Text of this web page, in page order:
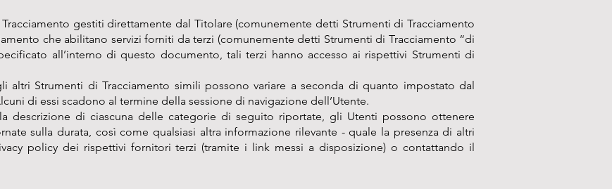
gestiti direttamente dal Titolare (comunemente detti Strumenti di Tracciamento
che abilitano servizi forniti da terzi (comunemente detti Strumenti di Tracciamento “di
all’interno di questo documento, tali terzi hanno accesso ai rispettivi Strumenti di
altri Strumenti di Tracciamento simili possono variare a seconda di quanto impostato dal
di essi scadono al termine della sessione di navigazione dell’Utente.
descrizione di ciascuna delle categorie di seguito riportate, gli Utenti possono ottenere
sulla durata, così come qualsiasi altra informazione rilevante - quale la presenza di altri
policy dei rispettivi fornitori terzi (tramite i link messi a disposizione) o contattando il